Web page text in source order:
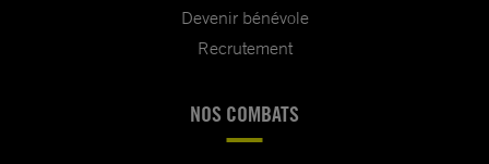
Devenir bénévole
Recrutement
NOS COMBATS